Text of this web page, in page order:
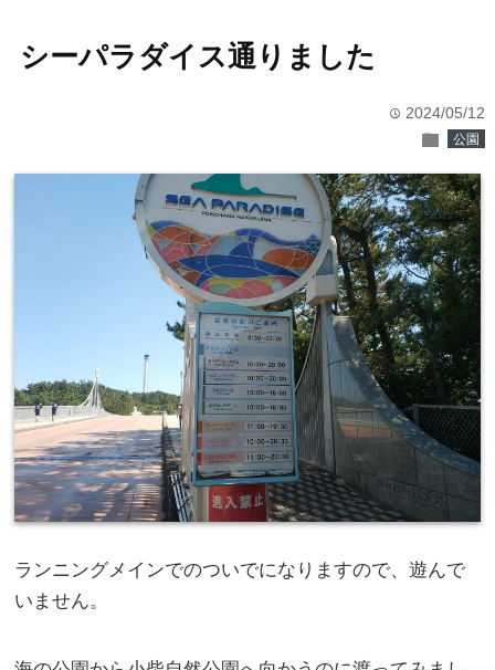
シーパラダイス通りました
time 2024/05/12
folder 公園
ランニングメインでのついでになりますので、遊んで
いません。